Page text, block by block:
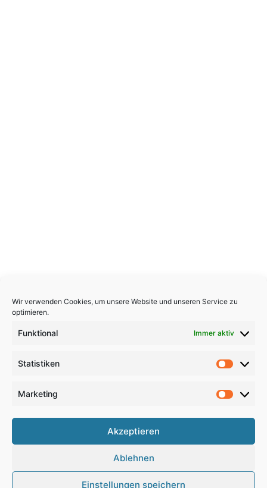
Wir verwenden Cookies, um unsere Website und unseren Service zu
optimieren.
Funktional Immer aktiv
Statistiken
Marketing
Akzeptieren
Ablehnen
Einstellungen speichern
Copyright 2026, All Rights Reserved
Haftungsausschluss